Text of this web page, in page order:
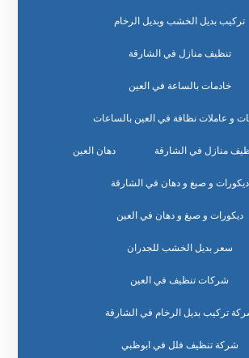
تركيب بديل الخشب وبديل الرخام
تنظيف منازل في الشارقة
خادمات بالساعة في العين
و عاملات نظافة في العين بالساعات
منازل في الشارقة دهان العين
ديكورات و صبغ و دهان في الشارقة
ديكورات و صبغ و دهان في العين
سعر بديل الخشب للجدران
شركات تنظيف في العين
تركيب بديل الرخام في الشارقة
شركة تنظيف فلل في ابوظبي